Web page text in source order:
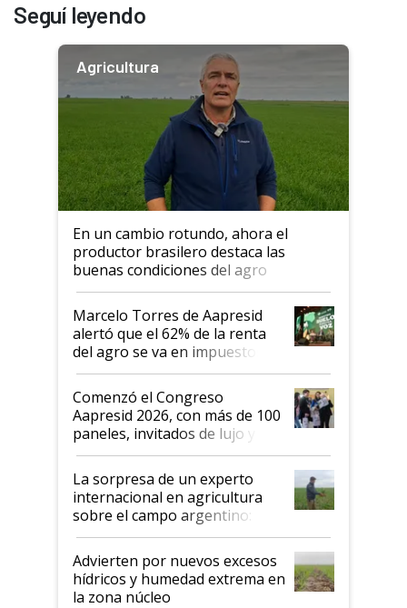
Seguí leyendo
Agricultura
En un cambio rotundo, ahora el
productor brasilero destaca las
buenas condiciones del agro
argentino para invertir: "Los veo
más motivados"
Marcelo Torres de Aapresid
alertó que el 62% de la renta
del agro se va en impuestos:
"No es bueno que en
Argentina se sigan discutiendo
las mismas cosas de hace 50
años"
Comenzó el Congreso
Aapresid 2026, con más de 100
paneles, invitados de lujo y
todas las tendencias
La sorpresa de un experto
internacional en agricultura
sobre el campo argentino:
"Estoy muy impresionado"
Advierten por nuevos excesos
hídricos y humedad extrema en
la zona núcleo